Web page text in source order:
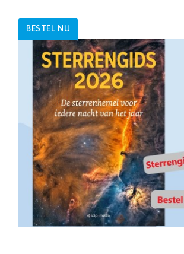
BESTEL NU